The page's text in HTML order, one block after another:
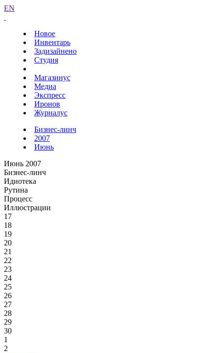
EN
Новое
Инвентарь
Задизайнено
Студия
Магазинус
Медиа
Экспресс
Иронов
Журналус
Бизнес-линч
2007
Июнь
Июнь 2007
Бизнес-линч
Идиотека
Рутина
Процесс
Иллюстрации
17
18
19
20
21
22
23
24
25
26
27
28
29
30
1
2